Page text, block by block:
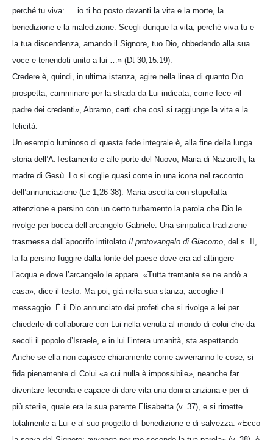
perché tu viva: … io ti ho posto davanti la vita e la morte, la
benedizione e la maledizione. Scegli dunque la vita, perché viva tu e
la tua discendenza, amando il Signore, tuo Dio, obbedendo alla sua
voce e tenendoti unito a lui …» (Dt 30,15.19).
Credere è, quindi, in ultima istanza, agire nella linea di quanto Dio
prospetta, camminare per la strada da Lui indicata, come fece «il
padre dei credenti», Abramo, certi che così si raggiunge la vita e la
felicità.
Un esempio luminoso di questa fede integrale è, alla fine della lunga
storia dell’A.Testamento e alle porte del Nuovo, Maria di Nazareth, la
madre di Gesù. Lo si coglie quasi come in una icona nel racconto
dell’annunciazione (Lc 1,26-38). Maria ascolta con stupefatta
attenzione e persino con un certo turbamento la parola che Dio le
rivolge per bocca dell’arcangelo Gabriele. Una simpatica tradizione
trasmessa dall’apocrifo intitolato Il protovangelo di Giacomo , del s. II,
la fa persino fuggire dalla fonte del paese dove era ad attingere
l’acqua e dove l’arcangelo le appare. «Tutta tremante se ne andò a
casa», dice il testo. Ma poi, già nella sua stanza, accoglie il
messaggio. È il Dio annunciato dai profeti che si rivolge a lei per
chiederle di collaborare con Lui nella venuta al mondo di colui che da
secoli il popolo d’Israele, e in lui l’intera umanità, sta aspettando.
Anche se ella non capisce chiaramente come avverranno le cose, si
fida pienamente di Colui «a cui nulla è impossibile», neanche far
diventare feconda e capace di dare vita una donna anziana e per di
più sterile, quale era la sua parente Elisabetta (v. 37), e si rimette
totalmente a Lui e al suo progetto di benedizione e di salvezza. «Ecco